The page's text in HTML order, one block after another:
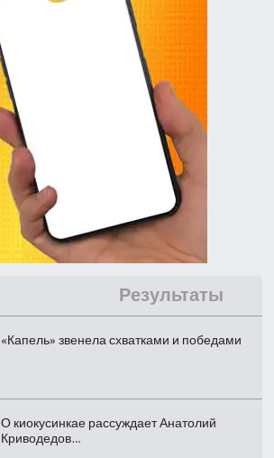
Результаты
«Капель» звенела схватками и победами
О киокусинкае рассуждает Анатолий
Криводедов…